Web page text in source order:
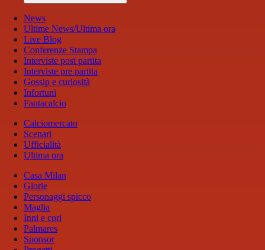
News
Ultime News/Ultima ora
Live Blog
Conferenze Stampa
Interviste post partita
Interviste pre partita
Gossip e curiosità
Infortuni
Fantacalcio
Calciomercato
Scenari
Ufficialità
Ultima ora
Casa Milan
Glorie
Personaggi spicco
Maglia
Inni e cori
Palmares
Sponsor